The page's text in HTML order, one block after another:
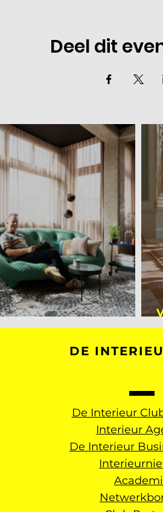
Deel dit
bij Mark Mutsaers
DE
De Interieur
Interieur
De Interieur